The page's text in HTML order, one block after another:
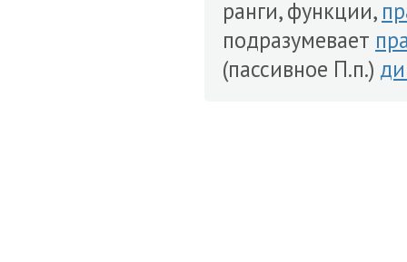
ранги, функции,
подразумевает
(пассивное П.п.)